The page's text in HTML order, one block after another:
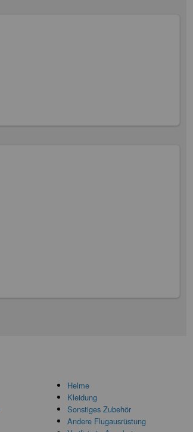
Helme
Kleidung
Sonstiges Zubehör
Andere Flugausrüstung